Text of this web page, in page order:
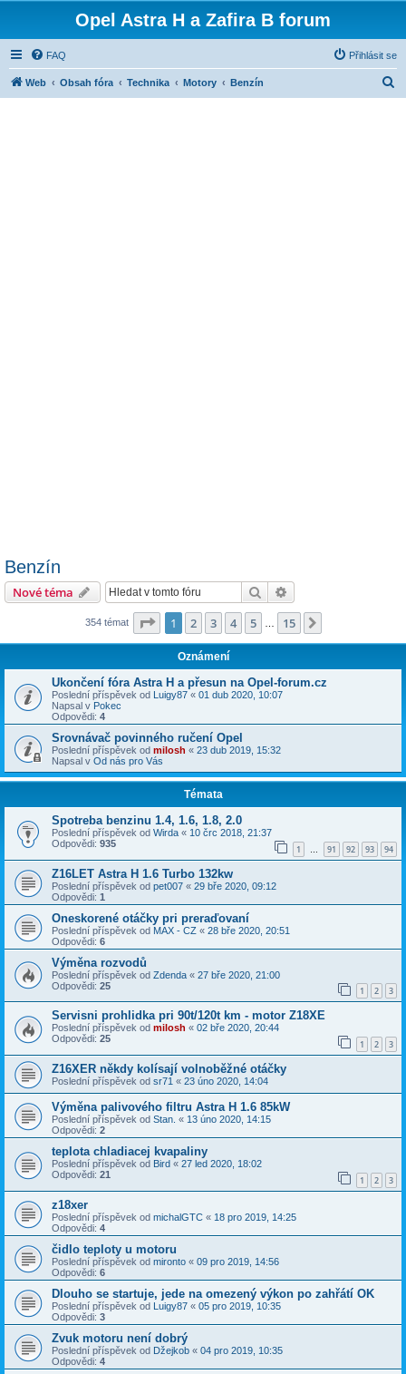
Opel Astra H a Zafira B forum
FAQ Přihlásit se
Web Obsah fóra Technika Motory Benzín
Benzín
Nové téma Hledat
354 témat Stránka z 15
1 2 3 4 5 15
Oznámení
Ukončení fóra Astra H a přesun na Opel-forum.cz
Poslední příspěvek od Luigy87 « 01 dub 2020, 10:07
Napsal v Pokec
Odpovědi: 4
Srovnávač povinného ručení Opel
Poslední příspěvek od milosh « 23 dub 2019, 15:32
Napsal v Od nás pro Vás
Témata
Spotreba benzinu 1.4, 1.6, 1.8, 2.0
Poslední příspěvek od Wirda « 10 črc 2018, 21:37
Odpovědi: 935 1 … 91 92 93 94
Z16LET Astra H 1.6 Turbo 132kw
Poslední příspěvek od pet007 « 29 bře 2020, 09:12
Odpovědi: 1
Oneskorené otáčky pri preraďovaní
Poslední příspěvek od MAX - CZ « 28 bře 2020, 20:51
Odpovědi: 6
Výměna rozvodů
Poslední příspěvek od Zdenda « 27 bře 2020, 21:00
Odpovědi: 25 1 2 3
Servisni prohlidka pri 90t/120t km - motor Z18XE
Poslední příspěvek od milosh « 02 bře 2020, 20:44
Odpovědi: 25 1 2 3
Z16XER někdy kolísají volnoběžné otáčky
Poslední příspěvek od sr71 « 23 úno 2020, 14:04
Výměna palivového filtru Astra H 1.6 85kW
Poslední příspěvek od Stan. « 13 úno 2020, 14:15
Odpovědi: 2
teplota chladiacej kvapaliny
Poslední příspěvek od Bird « 27 led 2020, 18:02
Odpovědi: 21 1 2 3
z18xer
Poslední příspěvek od michalGTC « 18 pro 2019, 14:25
Odpovědi: 4
čidlo teploty u motoru
Poslední příspěvek od mironto « 09 pro 2019, 14:56
Odpovědi: 6
Dlouho se startuje, jede na omezený výkon po zahřátí OK
Poslední příspěvek od Luigy87 « 05 pro 2019, 10:35
Odpovědi: 3
Zvuk motoru není dobrý
Poslední příspěvek od Džejkob « 04 pro 2019, 10:35
Odpovědi: 4